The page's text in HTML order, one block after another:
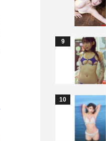
9
10